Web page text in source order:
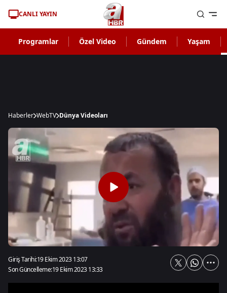
CANLI YAYIN
Programlar Özel Video Gündem Yaşam
Haberler WebTV Dünya Videoları
Giriş Tarihi:19 Ekim 2023 13:07
Son Güncelleme:19 Ekim 2023 13:33